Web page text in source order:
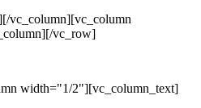
vc_column][vc_column
vc_row]
width="1/2"][vc_column_text]